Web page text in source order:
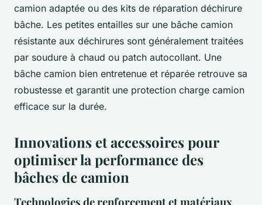
camion adaptée ou des kits de réparation déchirure
bâche. Les petites entailles sur une bâche camion
résistante aux déchirures sont généralement traitées
par soudure à chaud ou patch autocollant. Une
bâche camion bien entretenue et réparée retrouve sa
robustesse et garantit une protection charge camion
efficace sur la durée.
Innovations et accessoires pour
optimiser la performance des
bâches de camion
Technologies de renforcement et matériaux